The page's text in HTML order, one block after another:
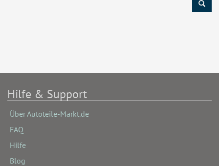
Hilfe & Support
Über Autoteile-Markt.de
FAQ
Hilfe
Blog